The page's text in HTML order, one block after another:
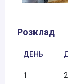
Розклад
ДЕНЬ
1